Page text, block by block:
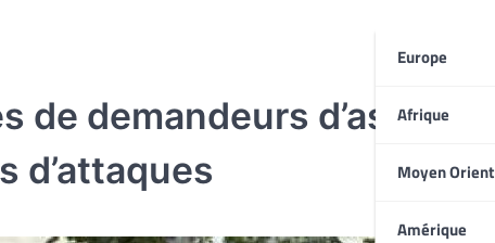
Europe
Afrique
Moyen Orient
Amérique
de demandeurs d’asile
d’attaques